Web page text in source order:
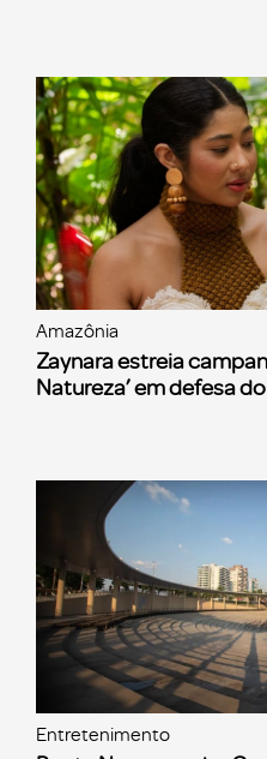
Amazônia
Zaynara estreia
Natureza’ em defesa
Entretenimento